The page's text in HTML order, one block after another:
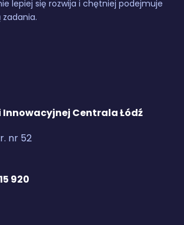
lepiej się rozwija i chętniej podejmuje
Innowacyjnej Centrala Łódź
nr 52
920